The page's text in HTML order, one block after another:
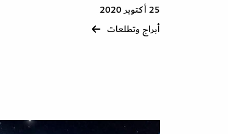
25 أكتوبر 2020
أبراج وتطلعات